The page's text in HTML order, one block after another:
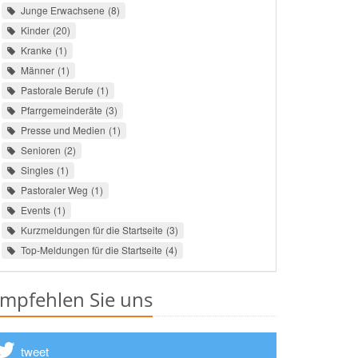
Junge Erwachsene 8
Kinder 20
Kranke 1
Männer 1
Pastorale Berufe 1
Pfarrgemeinderäte 3
Presse und Medien 1
Senioren 2
Singles 1
Pastoraler Weg 1
Events 1
Kurzmeldungen für die Startseite 3
Top-Meldungen für die Startseite 4
Sie uns
tweet